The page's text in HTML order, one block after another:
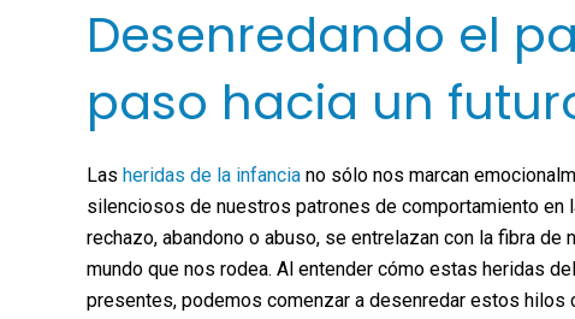
Desenredando el
paso hacia un
Las heridas de la infancia no sólo nos marcan
silenciosos de nuestros patrones de comportamiento en
rechazo, abandono o abuso, se entrelazan con la fibra
mundo que nos rodea. Al entender cómo estas heridas
presentes, podemos comenzar a desenredar estos